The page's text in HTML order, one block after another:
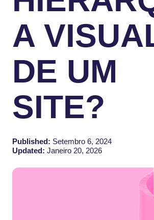
A
DE UM
SITE?
Published: Setembro 6, 2024
Updated: Janeiro 20, 2026